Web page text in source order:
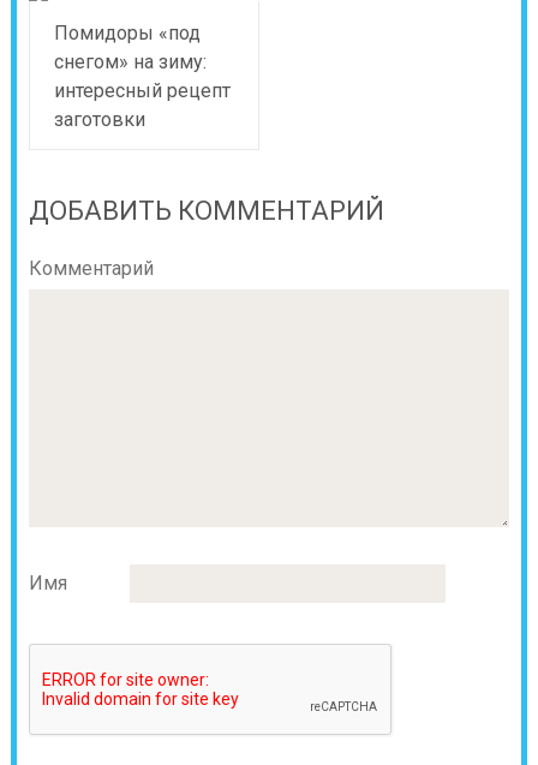
Помидоры «под
снегом» на зиму:
интересный рецепт
заготовки
ДОБАВИТЬ КОММЕНТАРИЙ
Комментарий
Имя